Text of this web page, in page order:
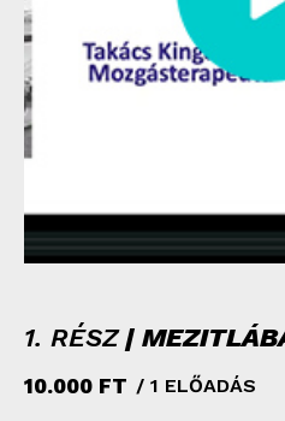
1. RÉSZ|
10.000 FT / 1 ELŐADÁS